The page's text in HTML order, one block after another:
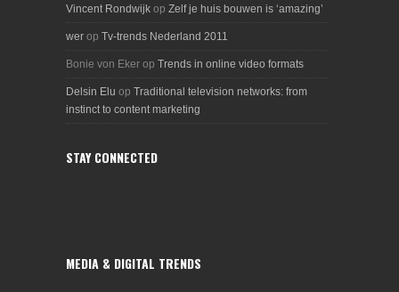
Vincent Rondwijk op Zelf je huis bouwen is ‘amazing’
wer op Tv-trends Nederland 2011
Bonie von Eker op Trends in online video formats
Delsin Elu op Traditional television networks: from
instinct to content marketing
STAY CONNECTED
MEDIA & DIGITAL TRENDS